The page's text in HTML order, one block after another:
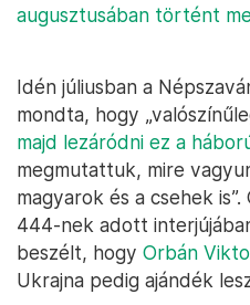
augusztusában történt
Idén júliusban a
mondta, hogy
majd lezáródni ez a
megmutattuk, mire
magyarok és a csehek
444-nek adott
beszélt, hogy Orbán
Ukrajna pedig ajándék